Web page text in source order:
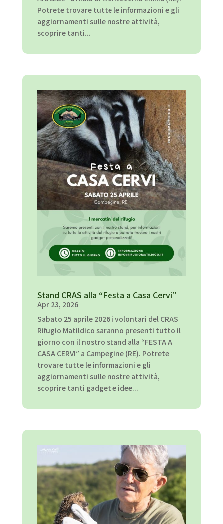
Potrete trovare tutte le informazioni e gli
aggiornamenti sulle nostre attività,
scoprire tanti...
Stand CRAS alla “Festa a Casa Cervi”
Apr 23, 2026
Sabato 25 aprile 2026 i volontari del CRAS
Rifugio Matildico saranno presenti tutto il
giorno con il nostro stand alla “FESTA A
CASA CERVI” a Campegine (RE). Potrete
trovare tutte le informazioni e gli
aggiornamenti sulle nostre attività,
scoprire tanti gadget e idee...